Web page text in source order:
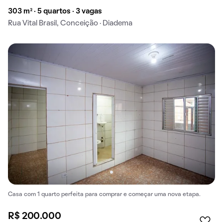
303 m² · 5 quartos · 3 vagas
Rua Vital Brasil, Conceição · Diadema
Casa com 1 quarto perfeita para comprar e começar uma nova etapa.
R$ 200.000